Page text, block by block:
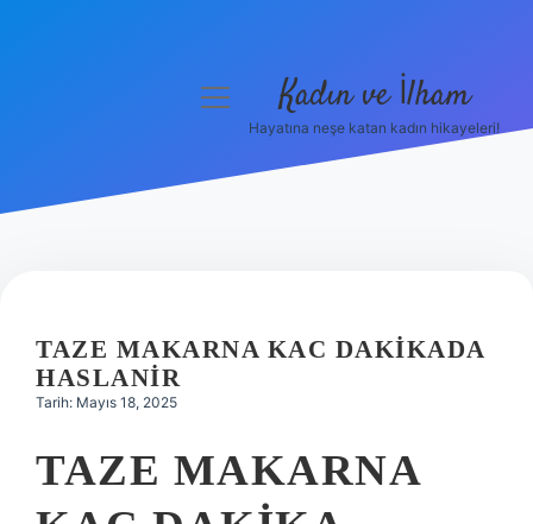
Hakkımızda
menüyü
Kadın ve İlham
Hayatına neşe katan kadın hikayeleri!
TAZE MAKARNA KAC DAKIKADA
HASLANIR
Tarih: Mayıs 18, 2025
TAZE MAKARNA